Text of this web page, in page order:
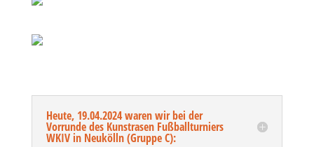
Heute, 19.04.2024 waren wir bei der
Vorrunde des Kunstrasen Fußballturniers
WKIV in Neukölln (Gruppe C):